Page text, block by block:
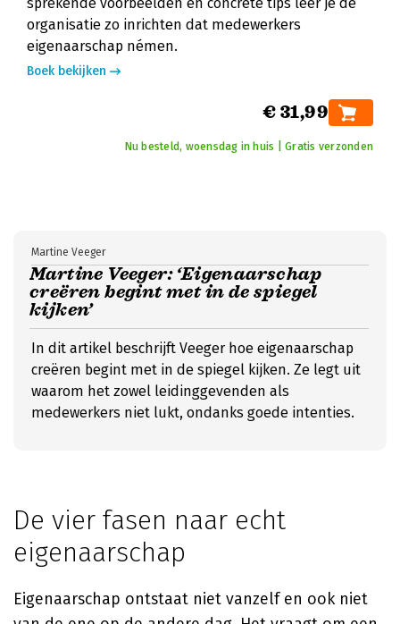
organisatie zo inrichten dat medewerkers
eigenaarschap némen.
Boek bekijken
€ 31,99
Nu besteld, woensdag in huis | Gratis verzonden
Martine Veeger: ‘Eigenaarschap
creëren begint met in de spiegel
kijken’
Martine Veeger
In dit artikel beschrijft Veeger hoe eigenaarschap
creëren begint met in de spiegel kijken. Ze legt uit
waarom het zowel leidinggevenden als
medewerkers niet lukt, ondanks goede intenties.
De vier fasen naar echt
eigenaarschap
Eigenaarschap ontstaat niet vanzelf en ook niet